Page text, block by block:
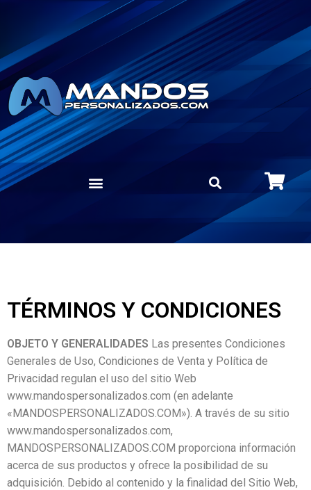
TÉRMINOS Y CONDICIONES
OBJETO Y GENERALIDADES Las presentes Condiciones
Generales de Uso, Condiciones de Venta y Política de
Privacidad regulan el uso del sitio Web
www.mandospersonalizados.com (en adelante
«MANDOSPERSONALIZADOS.COM»). A través de su sitio
www.mandospersonalizados.com,
MANDOSPERSONALIZADOS.COM proporciona información
acerca de sus productos y ofrece la posibilidad de su
adquisición. Debido al contenido y la finalidad del Sitio Web,